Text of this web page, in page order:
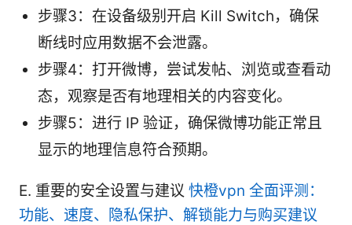
步骤3：在设备级别开启 Kill Switch，确保
断线时应用数据不会泄露。
步骤4：打开微博，尝试发帖、浏览或查看动
态，观察是否有地理相关的内容变化。
步骤5：进行 IP 验证，确保微博功能正常且
显示的地理信息符合预期。
E. 重要的安全设置与建议 快橙vpn 全面评测：
功能、速度、隐私保护、解锁能力与购买建议